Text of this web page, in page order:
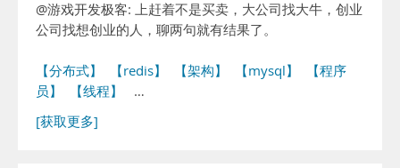
@游戏开发极客: 上赶着不是买卖，大公司找大牛，创业
公司找想创业的人，聊两句就有结果了。
【分布式】 【redis】 【架构】 【mysql】
【程序
员】
【线程】
…
[获取更多]